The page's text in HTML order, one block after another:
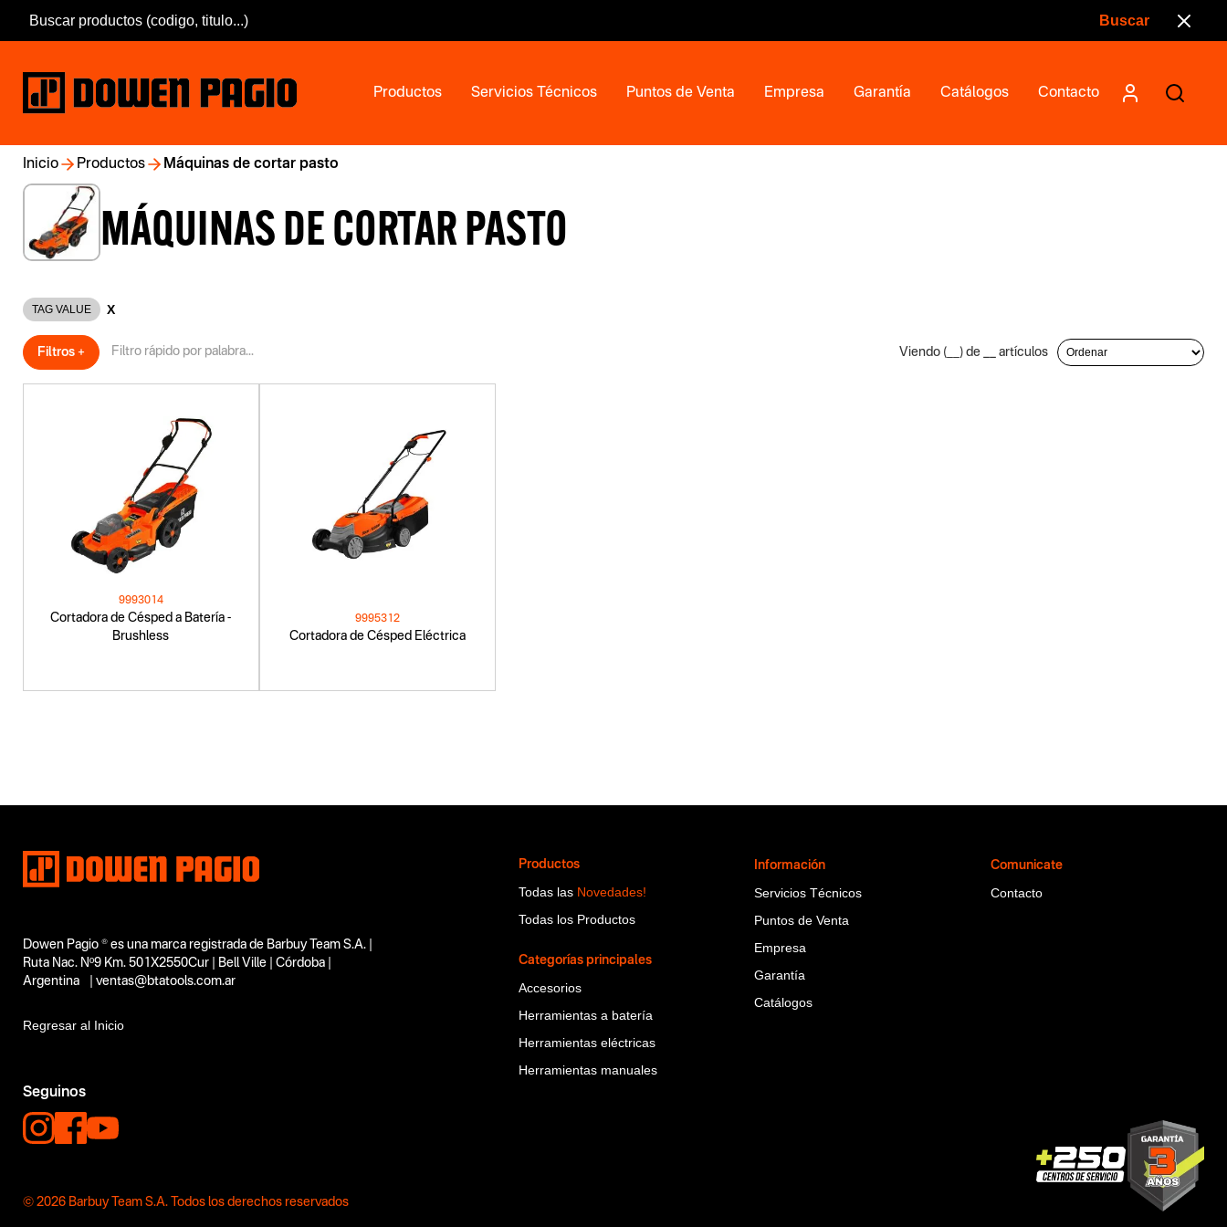
Productos Servicios Técnicos Puntos de Venta Empresa Garantía Catálogos Contacto
Inicio Productos Máquinas de cortar pasto
MÁQUINAS DE CORTAR PASTO
TAG VALUE X
Filtros + Viendo ( ) de artículos
Cortadora de Césped a Batería -
Brushless
9993014
Cortadora de Césped Eléctrica
9995312
Dowen Pagio ® es una marca registrada de Barbuy Team S.A. |
Ruta Nac. Nº9 Km. 501X2550Cur | Bell Ville | Córdoba |
Argentina | ventas@btatools.com.ar
Regresar al Inicio
Seguinos
© 2026 Barbuy Team S.A. Todos los derechos reservados
Productos
Todas las Novedades!
Todas los Productos
Categorías principales
Accesorios
Herramientas a batería
Herramientas eléctricas
Herramientas manuales
Información
Servicios Técnicos
Puntos de Venta
Empresa
Garantía
Catálogos
Comunicate
Contacto